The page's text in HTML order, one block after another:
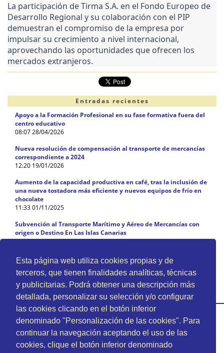
La participación de Tirma S.A. en el Fondo Europeo de
Desarrollo Regional y su colaboración con el PIP
demuestran el compromiso de la empresa por
impulsar su crecimiento a nivel internacional,
aprovechando las oportunidades que ofrecen los
mercados extranjeros.
Entradas recientes
Apoyo a la Formación Profesional en su fase formativa fuera del
centro educativo
08:07 28/04/2026
Nueva resolución de compensación al transporte de mercancías
correspondiente a 2024
12:20 19/01/2026
Aumento de la capacidad productiva en café, tras la inclusión de
una nueva tostadora más eficiente y nuevos equipos de frío en
chocolate
11:33 01/11/2025
Subvención al Transporte Marítimo y Aéreo de Mercancías con
origen o Destino En Las Islas Canarias
14:59 13/03/2025
Subvención para la Reactivación Económica de las Pequeñas y
Medianas Empresas de Canarias
09:02 28/11/2023
Tirma S.A. CIF. A35000280
Esta página web utiliza cookies propias y de
terceros, que tienen finalidades analíticas, técnicas
y publicitarias. Podrá obtener una descripción más
detallada, personalizar su selección y/o configurar
las cookies clicando en el botón inferior
denominado "Personalización de las cookies". Para
continuar la navegación aceptando el uso de las
cookies, clique el botón inferior denominado